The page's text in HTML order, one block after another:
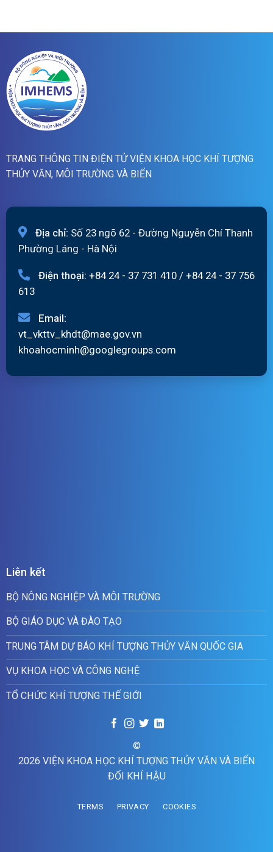
quét
TRANG THÔNG TIN ĐIỆN TỬ VIỆN KHOA HỌC KHÍ TƯỢNG
THỦY VĂN, MÔI TRƯỜNG VÀ BIỂN
Địa chỉ: Số 23 ngõ 62 - Đường Nguyễn Chí Thanh
Phường Láng - Hà Nội
Điện thoại: +84 24 - 37 731 410 / +84 24 - 37 756
613
Email:
vt_vkttv_khdt@mae.gov.vn
khoahocminh@googlegroups.com
Liên kết
BỘ NÔNG NGHIỆP VÀ MÔI TRƯỜNG
BỘ GIÁO DỤC VÀ ĐÀO TẠO
TRUNG TÂM DỰ BÁO KHÍ TƯỢNG THỦY VĂN QUỐC GIA
VỤ KHOA HỌC VÀ CÔNG NGHỆ
TỔ CHỨC KHÍ TƯỢNG THẾ GIỚI
©
2026 VIỆN KHOA HỌC KHÍ TƯỢNG THỦY VĂN VÀ BIẾN
ĐỔI KHÍ HẬU
TERMS PRIVACY COOKIES